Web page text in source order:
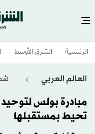
الرئيسية الشرق الأوسط​
العالم العربي
مبادرة بولس
تحيط بمستقبلها